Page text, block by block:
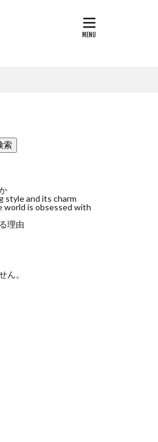
索
style and its charm
world is obsessed with
理由
ん。